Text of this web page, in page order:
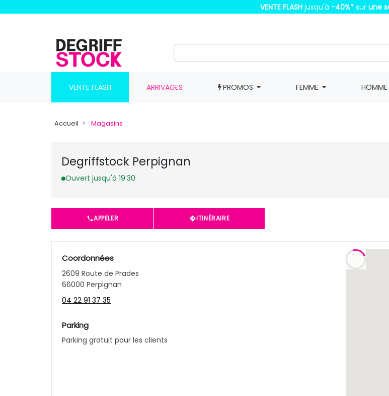
VENTE FLASH jusqu'à -40%* sur une
VENTE FLASH ARRIVAGES PROMOS FEMME HOMME
Accueil Magasins
Degriffstock Perpignan
Ouvert jusqu'à 19:30
APPELER ITINÉRAIRE
Coordonnées
2609 Route de Prades
66000 Perpignan
04 22 91 37 35
Parking
Parking gratuit pour les clients